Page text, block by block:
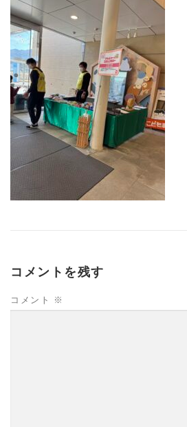
コメントを残す
コメント ※